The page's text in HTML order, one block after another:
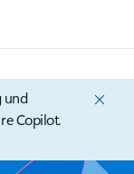
und
Copilot.